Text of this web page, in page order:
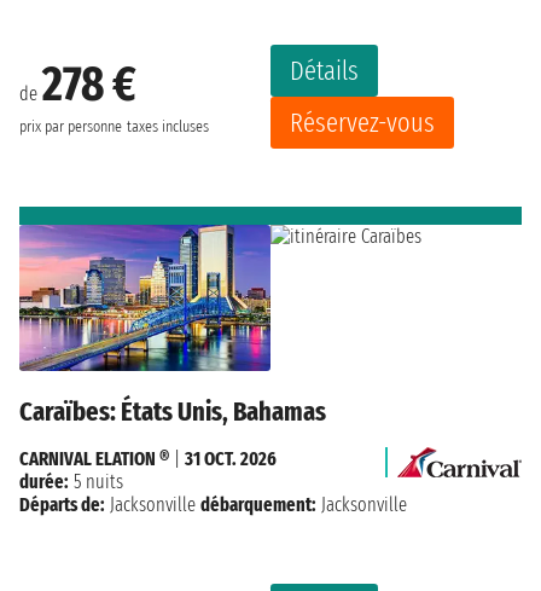
de 278 €
prix par personne taxes incluses
Détails
Réservez-vous
Caraïbes: États Unis, Bahamas
CARNIVAL ELATION ®
31 OCT. 2026
durée: 5 nuits
Départs de: Jacksonville débarquement: Jacksonville